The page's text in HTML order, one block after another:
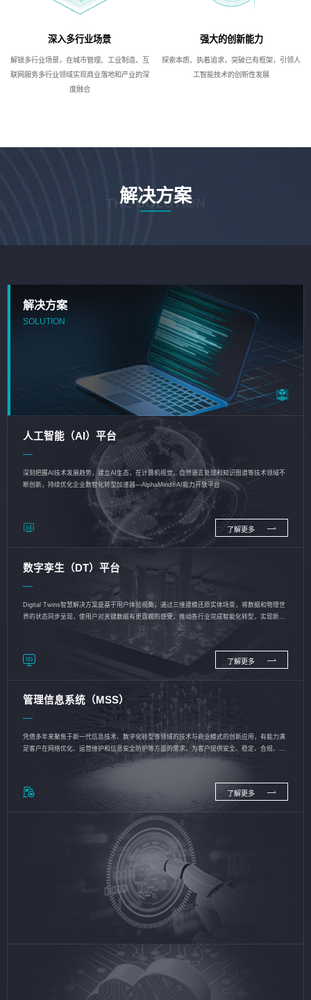
深入多行业场景
解锁多行业场景，在城市管理、工业制造、互
联网服务多行业领域实现商业落地和产业的深
度融合
强大的创新能力
探索本质、执着追求，突破已有框架，引领人
工智能技术的创新性发展
解决方案
THE SOLUTION
解决方案
SOLUTION
人工智能（AI）平台
深刻把握AI技术发展趋势，建立AI生态，在计算机视觉、自然语言处理和知识图谱等技术领域不
断创新，持续优化企业数智化转型加速器—AlphaMind®AI能力开放平台
了解更多
数字孪生（DT）平台
Digital Twins智慧解决方案是基于用户体验视角，通过三维建模还原实体场景，将数据和物理世
界的状态同步呈现，使用户对关键数据有更直观的感受，推动各行业完成智能化转型，实现新旧
了解更多
管理信息系统（MSS）
凭借多年来聚焦于新一代信息技术、数字化转型等领域的技术与商业模式的创新应用，有能力满
足客户在网络优化、运营维护和信息安全防护等方面的需求，为客户提供安全、稳定、合规、持
了解更多